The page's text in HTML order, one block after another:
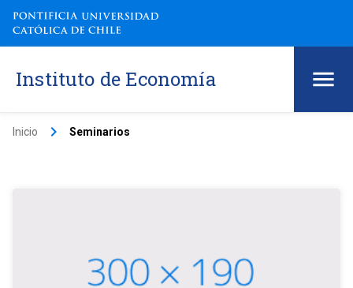
Instituto de Economía
Inicio keyboard_arrow_right Seminarios